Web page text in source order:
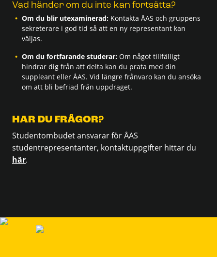
Vad händer om du inte kan fortsätta?
Om du blir utexaminerad: Kontakta ÅAS och gruppens
sekreterare i god tid så att en ny representant kan
väljas.
Om du fortfarande studerar: Om något tillfälligt
hindrar dig från att delta kan du prata med din
suppleant eller ÅAS. Vid längre frånvaro kan du ansöka
om att bli befriad från uppdraget.
HAR DU FRÅGOR?
Studentombudet ansvarar för ÅAS
studentrepresentanter, kontaktuppgifter hittar du
här.